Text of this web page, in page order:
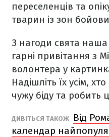
переселенців та
тварин із зон
З нагоди свята наша
гарні привітання з
волонтера у
Надішліть їх усім,
чужу біду та робить
ДИВІТЬСЯ ТАКОЖ
Від
календар